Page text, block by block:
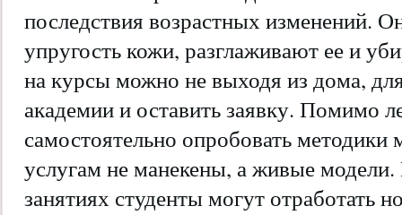
последствия возрастных изменений.
упругость кожи, разглаживают ее и
на курсы можно не выходя из дома,
академии и оставить заявку. Помимо
самостоятельно опробовать
услугам не манекены, а живые
занятиях студенты могут отработать